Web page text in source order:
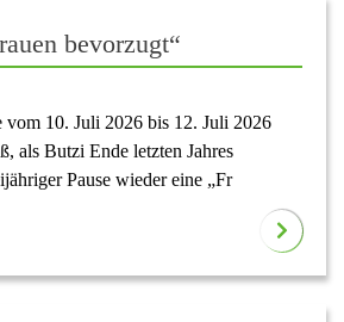
bevorzugt“
vom 10. Juli 2026 bis 12. Juli 2026
als Butzi Ende letzten Jahres
Pause wieder eine „Fr